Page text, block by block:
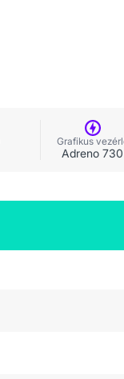
Grafikus
Adreno 730